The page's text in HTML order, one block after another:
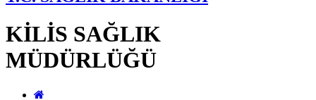
KİLİS SAĞLIK
MÜDÜRLÜĞÜ